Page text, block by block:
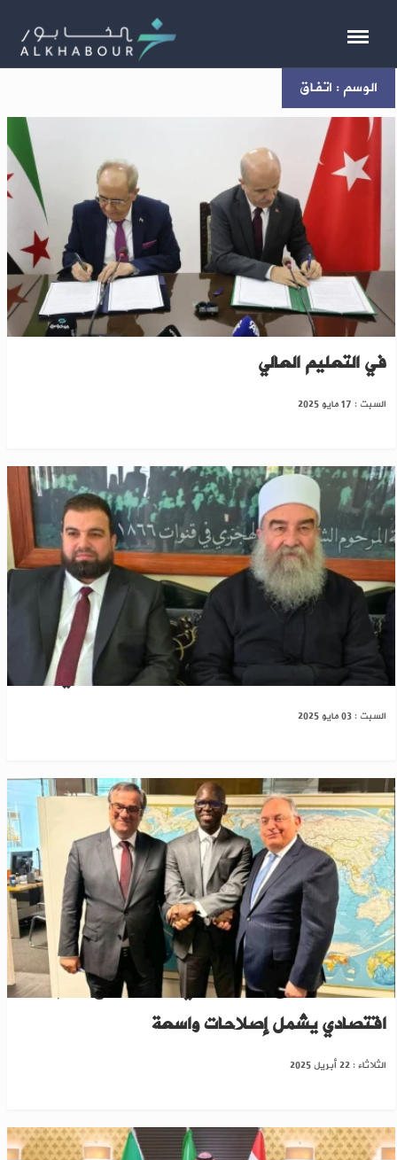
الوسم : اتفاق
اتفاقية تعاون بين سوريا وتركيا لتعزيز الشراكة
في التعليم العالي
السبت : 17 مايو 2025
السويداء: أنباء عن اتفاق بين دمشق والهجري
السبت : 03 مايو 2025
سوريا تتفق مع البنك الدولي على برنامج دعم
اقتصادي يشمل إصلاحات واسعة
الثلاثاء : 22 أبريل 2025